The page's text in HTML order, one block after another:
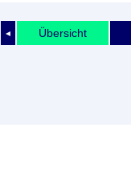
◄ Übersicht